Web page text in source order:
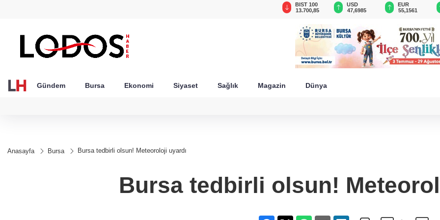
BIST 100
13.700,85
USD
47,6985
EUR
55,1561
Gündem Bursa Ekonomi Siyaset Sağlık Magazin Dünya
Anasayfa Bursa Bursa tedbirli olsun! Meteoroloji uyardı
Bursa tedbirli olsun!